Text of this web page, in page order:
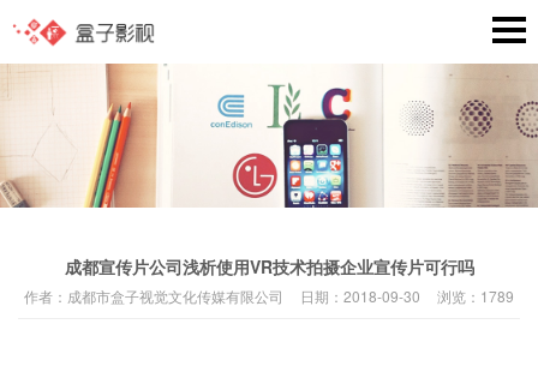
成都宣传片公司浅析使用VR技术拍摄企业宣传片可行吗
作者： 成都市盒子视觉文化传媒有限公司 日期： 2018-09-30 浏览： 1789